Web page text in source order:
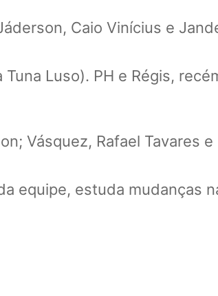
Caio Vinícius e
Luso). PH e Régis,
Vásquez, Rafael Tavares
equipe, estuda mudanças